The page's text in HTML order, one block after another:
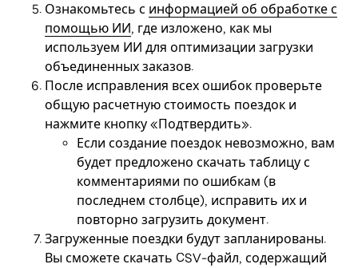
Ознакомьтесь с информацией об обработке с
помощью ИИ, где изложено, как мы
используем ИИ для оптимизации загрузки
объединенных заказов.
После исправления всех ошибок проверьте
общую расчетную стоимость поездок и
нажмите кнопку «Подтвердить».
Если создание поездок невозможно, вам
будет предложено скачать таблицу с
комментариями по ошибкам (в
последнем столбце), исправить их и
повторно загрузить документ.
Загруженные поездки будут запланированы.
Вы сможете скачать CSV-файл, содержащий